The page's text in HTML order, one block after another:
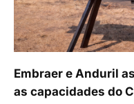
Embraer e Anduril
as capacidades do